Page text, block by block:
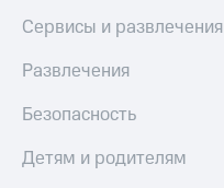
Сервисы и развлечения
Развлечения
Безопасность
Детям и родителям